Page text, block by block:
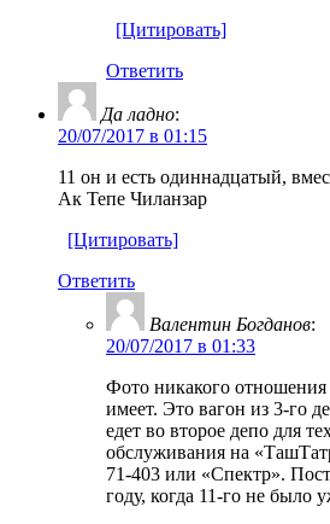
[Цитировать]
Ответить
Да ладно:
20/07/2017 в 01:15
11 он и есть одиннадцатый,
Ак Тепе Чиланзар
[Цитировать]
Ответить
Валентин Богданов:
20/07/2017 в 01:33
Фото никакого
имеет. Это вагон из 3-го
едет во второе депо для
обслуживания на
71-403 или «Спектр».
году, когда 11-го не было